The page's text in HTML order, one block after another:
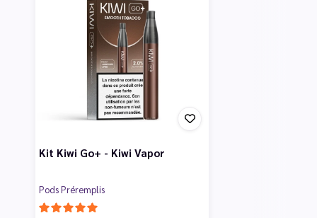
Kit Kiwi Go+ - Kiwi Vapor
Pods Préremplis